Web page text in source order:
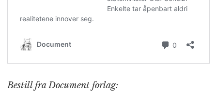
Bestill fra Document forlag: